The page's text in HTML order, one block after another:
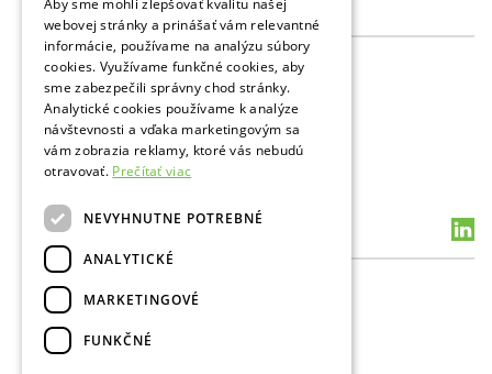
Činnosti
Skladovanie plynu
Prevádzkové dáta
Prieskum
Vrtba a POS
Podporné služby PZZP
Podporné služby PaŤ
Kontakty
Média
RUSSIAN
Aby sme mohli zlepšovať kvalitu našej
webovej stránky a prinášať vám relevantné
informácie, používame na analýzu súbory
cookies. Využívame funkčné cookies, aby
sme zabezpečili správny chod stránky.
Analytické cookies používame k analýze
návštevnosti a vďaka marketingovým sa
vám zobrazia reklamy, ktoré vás nebudú
otravovať. Prečítať viac
NEVYHNUTNE POTREBNÉ
ANALYTICKÉ
MARKETINGOVÉ
FUNKČNÉ